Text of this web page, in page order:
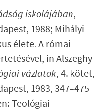
iskolájában,
1988; Mihályi
élete. A római
in Alszeghy
vázlatok, 4. kötet,
1983, 347–475
Teológiai